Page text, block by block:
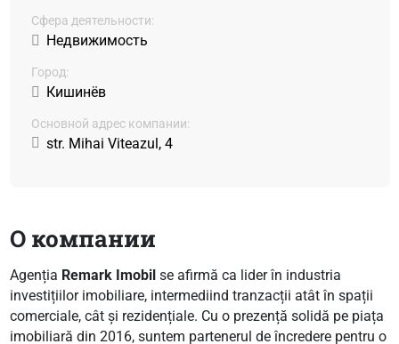
Сфера деятельности:
Недвижимость
Город:
Кишинёв
Основной адрес компании:
str. Mihai Viteazul, 4
О компании
Agenția Remark Imobilse afirmă ca lider în industria
investițiilor imobiliare, intermediind tranzacții atât în spații
comerciale, cât și rezidențiale. Cu o prezență solidă pe piața
imobiliară din 2016, suntem partenerul de încredere pentru o